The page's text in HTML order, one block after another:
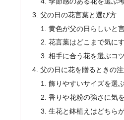
父の日の花言葉と選び方
黄色が父の日らしいと
花言葉はどこまで気に
相手に合う花を選ぶコツ
父の日に花を贈るときの
飾りやすいサイズを選ぶ
香りや花粉の強さに気
生花と鉢植えはどちら